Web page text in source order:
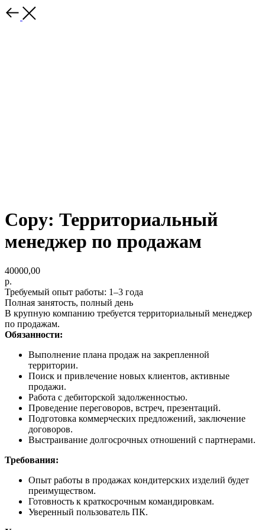
Copy: Территориальный
менеджер по продажам
40000,00
р.
Требуемый опыт работы: 1–3 года
Полная занятость, полный день
В крупную компанию требуется территориальный менеджер
по продажам.
Обязанности:
Выполнение плана продаж на закрепленной
территории.
Поиск и привлечение новых клиентов, активные
продажи.
Работа с дебиторской задолженностью.
Проведение переговоров, встреч, презентаций.
Подготовка коммерческих предложений, заключение
договоров.
Выстраивание долгосрочных отношений с партнерами.
Требования:
Опыт работы в продажах кондитерских изделий будет
преимуществом.
Готовность к краткосрочным командировкам.
Уверенный пользователь ПК.